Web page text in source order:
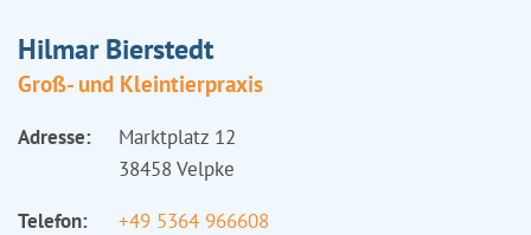
Hilmar Bierstedt
Groß- und Kleintierpraxis
Adresse:
Marktplatz 12
38458 Velpke
Telefon:
+49 5364 966608